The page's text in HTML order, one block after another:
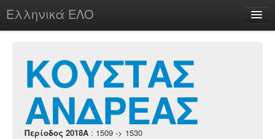
Ελληνικά ΕΛΟ
chesstu.be @ discord
Login
ΚΟΥΣΤΑΣ
ΑΝΔΡΕΑΣ
Περίοδος 2018A : 1509 -> 1530